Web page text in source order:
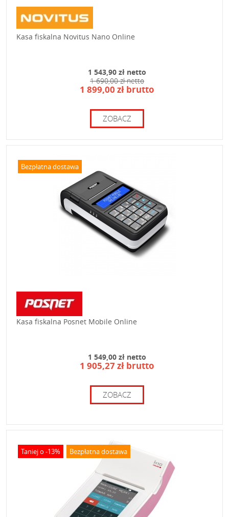
Kasa fiskalna Novitus Nano Online
1 543,90 zł netto
1 690,00 zł netto
1 899,00 zł brutto
ZOBACZ
Bezpłatna dostawa
Kasa fiskalna Posnet Mobile Online
1 549,00 zł netto
1 905,27 zł brutto
ZOBACZ
Taniej o -13% Bezpłatna dostawa